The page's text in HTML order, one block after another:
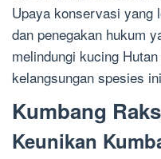
Upaya konservasi yang
dan penegakan hukum
melindungi kucing
kelangsungan spesies
Kumbang
Keunikan